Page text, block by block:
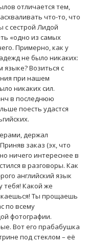
отличается тем,
что-то, что
сестрой Лидой
«одно из самых
Примерно, как у
не было никаких:
языке? Возиться с
при нашем
никаких сил.
в последнюю
поесть удастся
держал
заказ (эх, что
ничего интереснее в
в разговоры. Как
английский язык
тебя! Какой же
Ты прощаешь
по всему
фотографии.
Вот его прабабушка
под стеклом – её